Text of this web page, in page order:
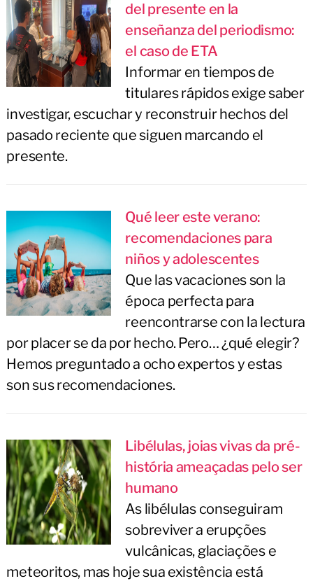
del presente en la
enseñanza del periodismo:
el caso de ETA
Informar en tiempos de
titulares rápidos exige saber
investigar, escuchar y reconstruir hechos del
pasado reciente que siguen marcando el
presente.
Qué leer este verano:
recomendaciones para
niños y adolescentes
Que las vacaciones son la
época perfecta para
reencontrarse con la lectura
por placer se da por hecho. Pero… ¿qué elegir?
Hemos preguntado a ocho expertos y estas
son sus recomendaciones.
Libélulas, joias vivas da pré-
história ameaçadas pelo ser
humano
As libélulas conseguiram
sobreviver a erupções
vulcânicas, glaciações e
meteoritos, mas hoje sua existência está